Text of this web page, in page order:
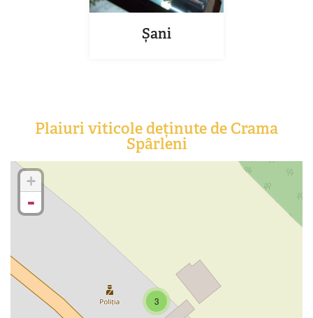
Șani
Plaiuri viticole deținute de Crama
Spârleni
3
+
-